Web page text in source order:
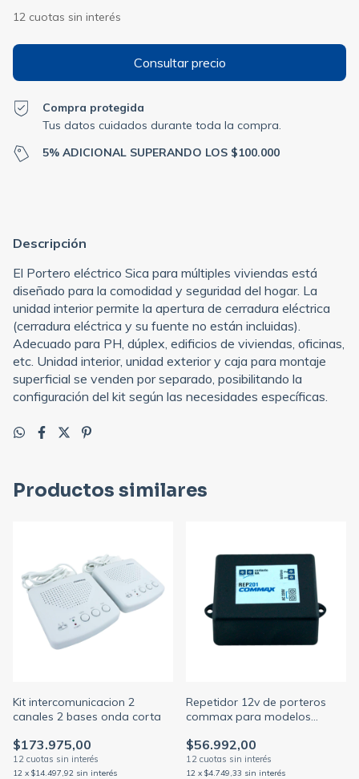
Compra protegida
Tus datos cuidados durante toda la compra.
5% ADICIONAL SUPERANDO LOS $100.000
Descripción
El Portero eléctrico Sica para múltiples viviendas está
diseñado para la comodidad y seguridad del hogar. La
unidad interior permite la apertura de cerradura eléctrica
(cerradura eléctrica y su fuente no están incluidas).
Adecuado para PH, dúplex, edificios de viviendas, oficinas,
etc. Unidad interior, unidad exterior y caja para montaje
superficial se venden por separado, posibilitando la
configuración del kit según las necesidades específicas.
Productos similares
Kit intercomunicacion 2
canales 2 bases onda corta
$173.975,00
12 x $14.497,92 sin interés
Repetidor 12v de porteros
commax para modelos
$56.992,00
12 x $4.749,33 sin interés